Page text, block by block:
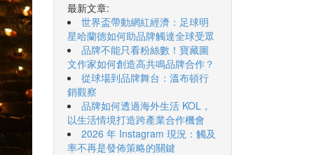
最新文章:
世界盃帶動網紅經濟：足球明
星哈蘭德如何助品牌觸達全球受眾
品牌不能只看粉絲數！寶藏圖
文作家如何創造高共鳴品牌合作？
從球場到品牌舞台：溫布頓行
銷觀察
品牌如何透過海外生活 KOL，
以生活情境打造跨產業合作機會
2026 年 Instagram 現況：觸及
率不再是發佈策略的關鍵